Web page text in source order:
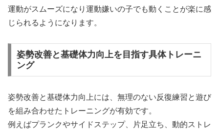
運動がスムーズになり運動嫌いの子でも動くことが楽に感
じられるようになります。
姿勢改善と基礎体力向上を目指す具体トレーニ
ング
姿勢改善と基礎体力向上には、無理のない反復練習と遊び
を組み合わせたトレーニングが有効です。
例えばプランクやサイドステップ、片足立ち、動的ストレ